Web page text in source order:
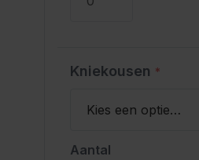
Kniekousen *
Aantal